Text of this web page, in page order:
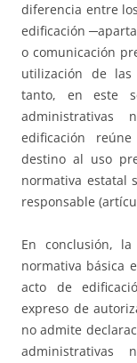
diferencia entre
edificación
o comunicación
utilización de las
tanto, en este
administrativas
edificación
destino al uso
normativa estatal
responsable
En conclusión,
normativa básica
acto de
expreso de
no admite
administrativas